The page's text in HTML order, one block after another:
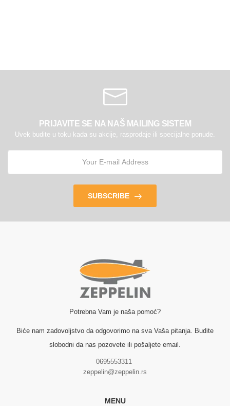
PRIJAVITE SE NA NAŠ MAILING SISTEM
Uvek budite u toku kada su akcije, rasprodaje ili specijalne ponude.
SUBSCRIBE
Potrebna Vam je naša pomoć?
Biće nam zadovoljstvo da odgovorimo na sva Vaša pitanja. Budite
slobodni da nas pozovete ili pošaljete email.
0695553311
zeppelin@zeppelin.rs
MENU